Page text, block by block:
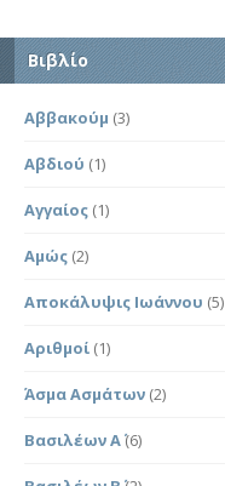
Βιβλίο
Αββακούμ (3)
Αβδιού (1)
Αγγαίος (1)
Αμώς (2)
Αποκάλυψις Ιωάννου (5)
Αριθμοί (1)
Άσμα Ασμάτων (2)
Βασιλέων Α΄(6)